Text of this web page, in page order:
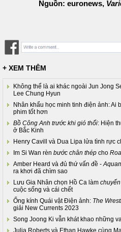
Nguồn: euronews,
+ XEM THÊM
Không thể là ai khác ngoài Jun Jong
Lee Chung Hyun
Nhân khẩu học minh tinh điện ảnh:
phim tốt hơn
Bồ Công Anh trước khi gió thổi: Hiện
ở Bắc Kinh
Henry Cavill và Dua Lipa lửa tình rực
Im Si Wan rèn bước chân thép cho
Amber Heard và đủ thứ vấn đề -
ra khơi đã chìm sao
Lưu Gia Nhân chọn Hồ Ca làm
cuộc sống và cái chết
Ống kính Quái vật Điện ảnh: The
giải New Currents 2023
Song Joong Ki vẫn khát khao những
Julia Roberts và Ethan Hawke cùng